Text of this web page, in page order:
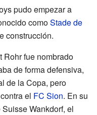
pudo empezar a
comoStade de
construcción.
Rohr fue nombrado
de forma defensiva,
de la Copa, pero
el FC Sion. En su
Wankdorf, el